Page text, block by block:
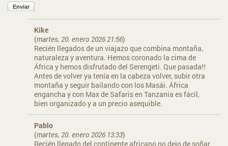
Enviar
Kike
(martes, 20. enero 2026 21:56)
Recién llegados de un viajazo que combina montaña,
naturaleza y aventura. Hemos coronado la cima de
África y hemos disfrutado del Serengeti. Que pasada!!
Antes de volver ya tenía en la cabeza volver, subir otra
montaña y seguir bailando con los Masái. África
engancha y con Max de Safaris en Tanzania es fácil,
bien organizado y a un precio asequible.
Pablo
(martes, 20. enero 2026 13:33)
Recién llegado del continente africano no dejo de soñar